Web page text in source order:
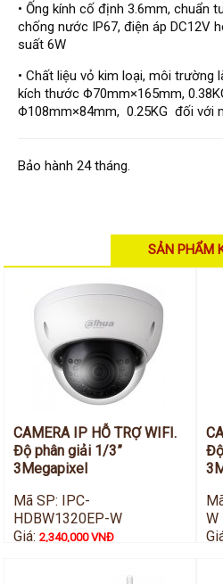
Giải pháp
LẮP ĐẶT CAMERA TRỌN GÓI
GIẢI PHÁP CAMERA AN NINH
GIẢI PHÁP GIÁM SÁT RA VÀO
GIẢI PHÁP NHỎ TRỌN GÓI
Hỗ trợ kỹ thuật
Tin tức
Liên hệ
• Ống kính cố định 3.6mm, chuẩn
chống nước IP67, điện áp DC12V
suất 6W
• Chất liệu vỏ kim loại, môi trường
kích thước Φ70mm×165mm,
Φ108mm×84mm, 0.25KG đối với
Bảo hành 24 tháng.
SẢN PHẨM
CAMERA IP HỖ TRỢ WIFI.
Độ phân giải 1/3”
3Megapixel
Mã SP: IPC-
HDBW1320EP-W
Giá:2,340,000 VNĐ
W